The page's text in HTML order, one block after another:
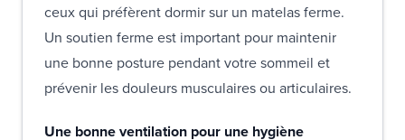
ceux qui préfèrent dormir sur un matelas ferme.
Un soutien ferme est important pour maintenir
une bonne posture pendant votre sommeil et
prévenir les douleurs musculaires ou articulaires.
Une bonne ventilation pour une hygiène